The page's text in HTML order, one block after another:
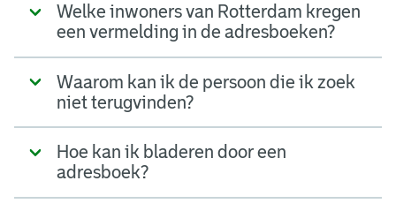
Welke inwoners van Rotterdam kregen
een vermelding in de adresboeken?
Waarom kan ik de persoon die ik zoek
niet terugvinden?
Hoe kan ik bladeren door een
adresboek?